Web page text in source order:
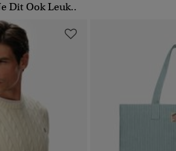
Dit Ook Leuk..